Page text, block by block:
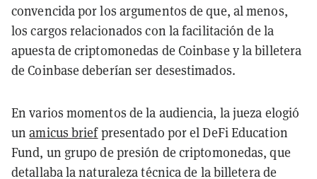
convencida por los argumentos de que, al menos,
los cargos relacionados con la facilitación de la
apuesta de criptomonedas de Coinbase y la billetera
de Coinbase deberían ser desestimados.
En varios momentos de la audiencia, la jueza elogió
unamicus briefpresentado por el DeFi Education
Fund, un grupo de presión de criptomonedas, que
detallaba la naturaleza técnica de la billetera de